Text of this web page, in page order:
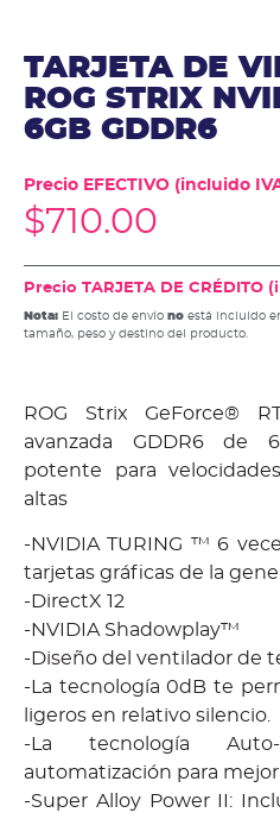
TARJETA DE
ROG STRIX
6GB GDDR6
Precio EFECTIVO (incluido
$710.00
Precio TARJETA DE CRÉDITO
Nota: El costo de envío no está incluido
tamaño, peso y destino del producto.
ROG Strix GeForce®
avanzada GDDR6 de
potente para
altas
-NVIDIA TURING ™ 6
tarjetas gráficas de la
-DirectX 12
-NVIDIA Shadowplay™
-Diseño del ventilador de
-La tecnología 0dB te
ligeros en relativo silencio.
-La tecnología
automatización para
-Super Alloy Power II: